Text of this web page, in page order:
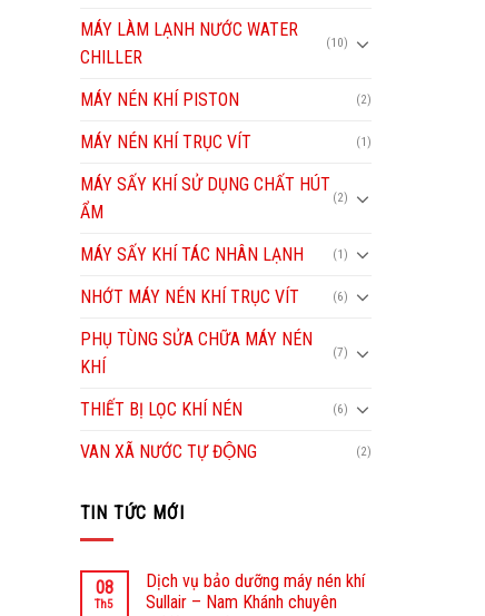
MÁY LÀM LẠNH NƯỚC WATER
CHILLER
(10)
MÁY NÉN KHÍ PISTON (2)
MÁY NÉN KHÍ TRỤC VÍT (1)
MÁY SẤY KHÍ SỬ DỤNG CHẤT HÚT
ẨM
(2)
MÁY SẤY KHÍ TÁC NHÂN LẠNH (1)
NHỚT MÁY NÉN KHÍ TRỤC VÍT (6)
PHỤ TÙNG SỬA CHỮA MÁY NÉN
KHÍ
(7)
THIẾT BỊ LỌC KHÍ NÉN (6)
VAN XÃ NƯỚC TỰ ĐỘNG (2)
TIN TỨC MỚI
08
Th5
Dịch vụ bảo dưỡng máy nén khí
Sullair – Nam Khánh chuyên